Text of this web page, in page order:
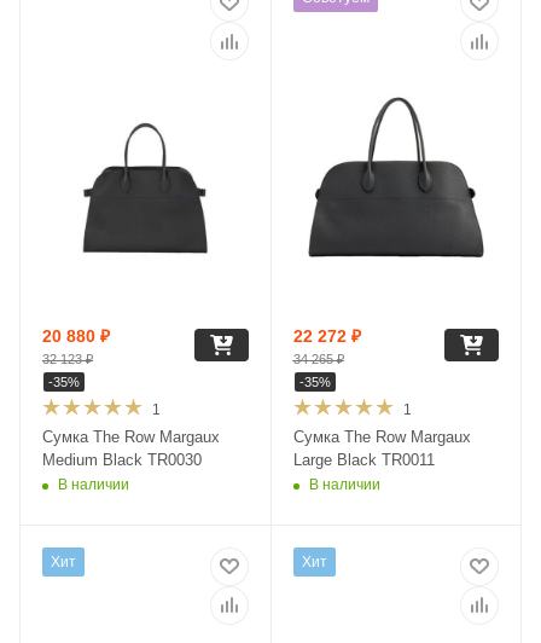
1
Сумка The Row Margaux
Medium Black TR0030
В наличии
20 880 ₽
32 123₽
-35%
1
Сумка The Row Margaux
Large Black TR0011
В наличии
22 272₽
34 265₽
-35%
Хит Хит